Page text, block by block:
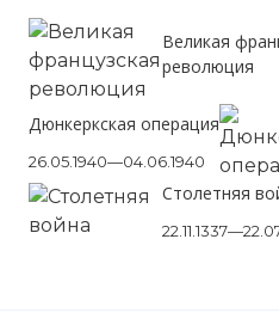
Великая
революция
Дюнкеркская операция
26.05.1940—04.06.1940
Столетняя